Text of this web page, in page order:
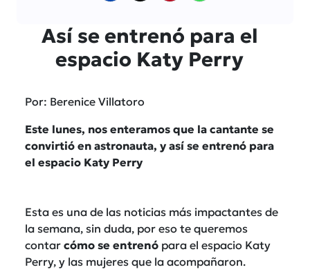
Así se entrenó para el
espacio Katy Perry
Por: Berenice Villatoro
Este lunes, nos enteramos que la cantante se
convirtió en astronauta, y así se entrenó para
el espacio Katy Perry
Esta es una de las noticias más impactantes de
la semana, sin duda, por eso te queremos
contar cómo se entrenó para el espacio Katy
Perry, y las mujeres que la acompañaron.